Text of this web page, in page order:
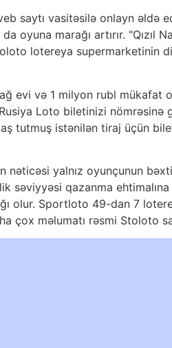
saytı vasitəsilə onlayn əldə
oyuna marağı artırır. "Qızıl
lotereya supermarketinin
evi və 1 milyon rubl mükafat
Loto biletinizi
tutmuş istənilən tiraj üçün
yalnız oyunçunun
səviyyəsi qazanma
olur. Sportloto 49-dan 7
çox məlumatı rəsmi Stoloto